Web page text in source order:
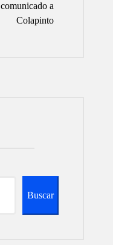
comunicado a
Colapinto
Buscar